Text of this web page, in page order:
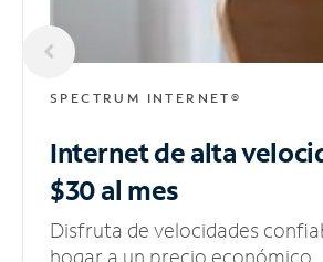
SPECTRUM INTERNET®
Internet de alta
$30 al mes
Disfruta de velocidades
hogar a un precio económico.